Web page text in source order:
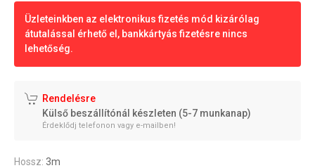
Üzleteinkben az elektronikus fizetés mód kizárólag
átutalással érhető el, bankkártyás fizetésre nincs
lehetőség.
Rendelésre
Külső beszállítónál készleten (5-7 munkanap)
Érdeklődj telefonon vagy e-mailben!
Hossz: 3m